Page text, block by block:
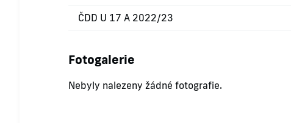
ČDD U 17 A 2022/23
Fotogalerie
Nebyly nalezeny žádné fotografie.